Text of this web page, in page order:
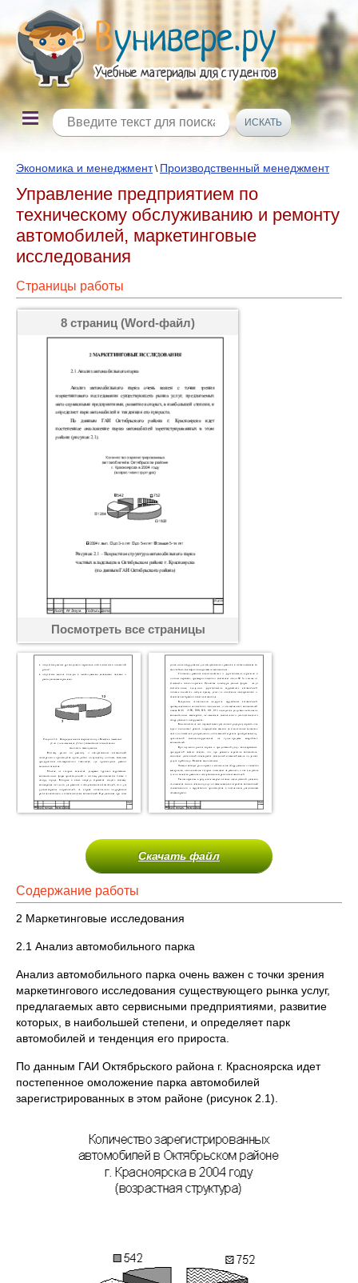
Экономика и менеджмент\ Производственный менеджмент
Управление предприятием по
техническому обслуживанию и ремонту
автомобилей, маркетинговые
исследования
Страницы работы
8 страниц (Word-файл)
Посмотреть все страницы
Скачать файл
Содержание работы
2 Маркетинговые исследования
2.1 Анализ автомобильного парка
Анализ автомобильного парка очень важен с точки зрения
маркетингового исследования существующего рынка услуг,
предлагаемых авто сервисными предприятиями, развитие
которых, в наибольшей степени, и определяет парк
автомобилей и тенденция его прироста.
По данным ГАИ Октябрьского района г. Красноярска идет
постепенное омоложение парка автомобилей
зарегистрированных в этом районе (рисунок 2.1).